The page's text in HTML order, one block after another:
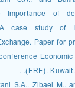
Importance of
A case study of
Paper for
(ERF).